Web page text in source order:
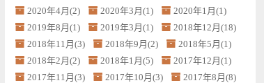
2020年4月(2)
2020年3月(1)
2020年1月(1)
2019年8月(1)
2019年3月(1)
2018年12月(18)
2018年11月(3)
2018年9月(2)
2018年5月(1)
2018年2月(2)
2018年1月(5)
2017年12月(1)
2017年11月(3)
2017年10月(3)
2017年8月(8)